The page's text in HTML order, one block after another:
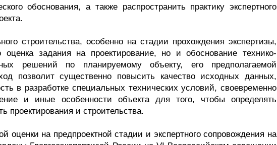
обоснования, а также распространить практику экспертного
строительства, особенно на стадии прохождения экспертизы,
задания на проектирование, но и обоснование технико-
решений по планируемому объекту, его предполагаемой
позволит существенно повысить качество исходных данных,
в разработке специальных технических условий, своевременно
и иные особенности объекта для того, чтобы определять
проектирования и строительства.
оценки на предпроектной стадии и экспертного сопровождения на